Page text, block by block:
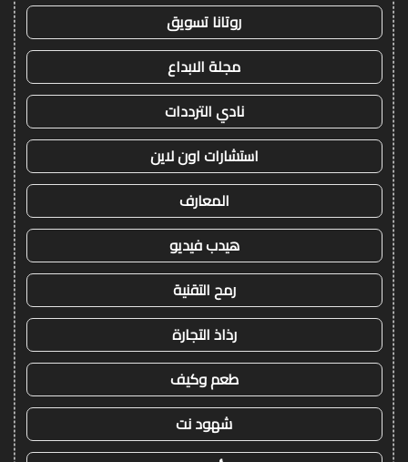
روتانا تسويق
مجلة الابداع
نادي الترددات
استشارات اون لاين
المعارف
هيدب فيديو
رمح التقنية
رذاذ التجارة
طعم وكيف
شهود نت